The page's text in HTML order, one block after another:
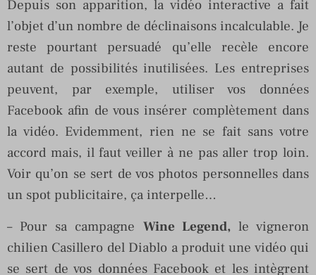
Depuis son apparition, la vidéo interactive a fait
l’objet d’un nombre de déclinaisons incalculable. Je
reste pourtant persuadé qu’elle recèle encore
autant de possibilités inutilisées. Les entreprises
peuvent, par exemple, utiliser vos données
Facebook afin de vous insérer complètement dans
la vidéo. Evidemment, rien ne se fait sans votre
accord mais, il faut veiller à ne pas aller trop loin.
Voir qu’on se sert de vos photos personnelles dans
un spot publicitaire, ça interpelle…
– Pour sa campagne Wine Legend, le vigneron
chilien Casillero del Diablo a produit une vidéo qui
se sert de vos données Facebook et les intègrent